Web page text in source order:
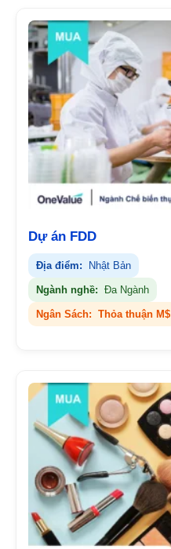
Dự án FDD
Địa điểm: Nhật Bản
Ngành nghề: Đa Ngành
Ngân Sách: Thỏa thuận M$